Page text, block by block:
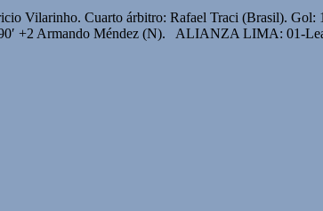
Vilarinho. Cuarto árbitro: Rafael Traci (Brasil). Gol:
+2 Armando Méndez (N). ALIANZA LIMA: 01-